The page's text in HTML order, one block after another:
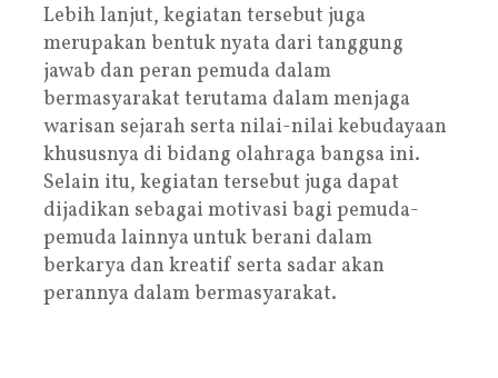
Lebih lanjut, kegiatan tersebut juga
merupakan bentuk nyata dari tanggung
jawab dan peran pemuda dalam
bermasyarakat terutama dalam menjaga
warisan sejarah serta nilai-nilai kebudayaan
khususnya di bidang olahraga bangsa ini.
Selain itu, kegiatan tersebut juga dapat
dijadikan sebagai motivasi bagi pemuda-
pemuda lainnya untuk berani dalam
berkarya dan kreatif serta sadar akan
perannya dalam bermasyarakat.